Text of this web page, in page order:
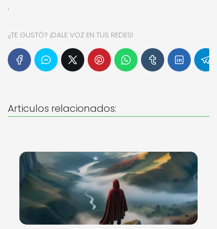
.
¿TE GUSTÓ? ¡DALE VOZ EN TUS REDES!
Articulos relacionados: